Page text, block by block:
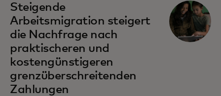
Steigende
Arbeitsmigration steigert
die Nachfrage nach
praktischeren und
kostengünstigeren
grenzüberschreitenden
Zahlungen